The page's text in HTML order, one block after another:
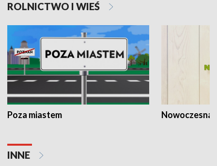
ROLNICTWO I WIEŚ
Poza miastem Nowoczesna
INNE